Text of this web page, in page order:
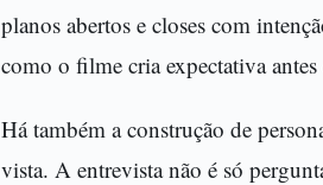
planos abertos e closes com
como o filme cria expectativa
Há também a construção de
vista. A entrevista não é só